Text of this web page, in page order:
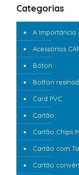
Categorias
A Importância
Acessórios
Bóton
Botton
Card PVC
Cartão
Cartão Chips
Cartão com
Cartão